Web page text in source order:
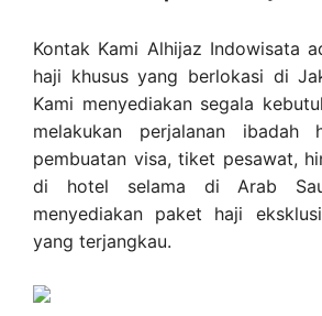
Kontak Kami Alhijaz Indowisata
haji khusus yang berlokasi di
Kami menyediakan segala
melakukan perjalanan ibadah
pembuatan visa, tiket pesawat,
di hotel selama di Arab
menyediakan paket haji
yang terjangkau.